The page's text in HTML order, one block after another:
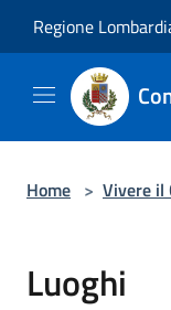
Regione
Home > Vivere il
Luoghi